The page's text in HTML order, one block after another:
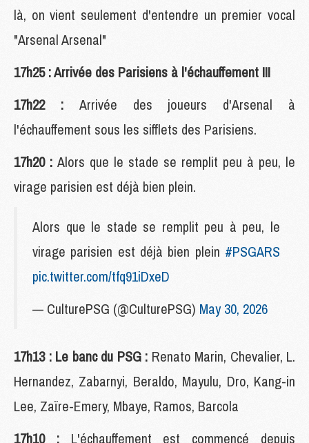
là, on vient seulement d'entendre un premier vocal
"Arsenal Arsenal"
17h25 : Arrivée des Parisiens à l'échauffement !!!
17h22 : Arrivée des joueurs d'Arsenal à
l'échauffement sous les sifflets des Parisiens.
17h20 : Alors que le stade se remplit peu à peu, le
virage parisien est déjà bien plein.
Alors que le stade se remplit peu à peu, le
virage parisien est déjà bien plein #PSGARS
pic.twitter.com/tfq91iDxeD
— CulturePSG (@CulturePSG) May 30, 2026
17h13 : Le banc du PSG : Renato Marin, Chevalier, L.
Hernandez, Zabarnyi, Beraldo, Mayulu, Dro, Kang-in
Lee, Zaïre-Emery, Mbaye, Ramos, Barcola
17h10 : L'échauffement est commencé depuis